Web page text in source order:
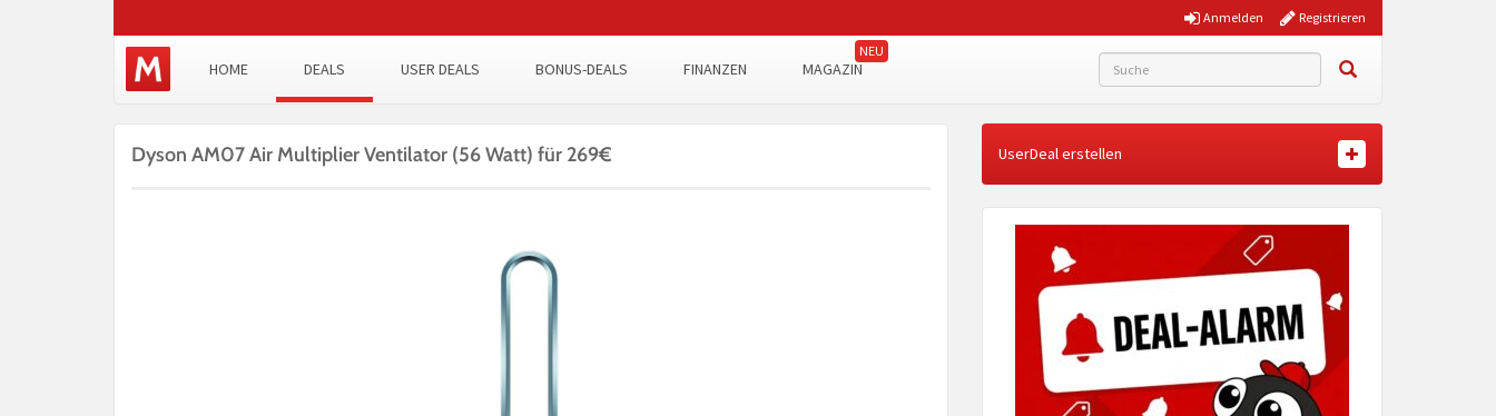
Registrieren
Anmelden
HOME DEALS USER DEALS BONUS-DEALS FINANZEN MAGAZIN
Dyson AM07 Air Multiplier Ventilator (56 Watt) für 269€ UserDeal erstellen